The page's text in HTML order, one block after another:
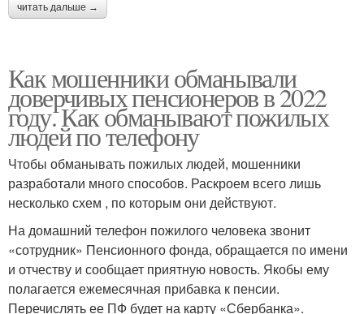
читать дальше →
Как мошенники обманывали
доверчивых пенсионеров в 2022
году. Как обманывают пожилых
людей по телефону
Чтобы обманывать пожилых людей, мошенники
разработали много способов. Раскроем всего лишь
несколько схем , по которым они действуют.
На домашний телефон пожилого человека звонит
«сотрудник» Пенсионного фонда, обращается по имени
и отчеству и сообщает приятную новость. Якобы ему
полагается ежемесячная прибавка к пенсии.
Перечислять ее ПФ будет на карту «Сбербанка».